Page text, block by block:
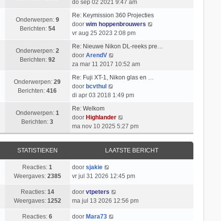
t
r
c
h
t
e
b
e
r
c
t
a
s
t
e
b
e
r
c
h
t
k
l
a
a
s
e
b
r
h
e
i
j
l
a
s
r
i
c
h
t
do sep 02 2021 9:47 am
Onderwerpen: 9
Berichten: 54
Re: Keymission 360 Projecties
door wim hoppenbrouwers
i
e
vr aug 25 2023 2:08 pm
Onderwerpen: 2
Berichten: 92
Re: Nieuwe Nikon DL-reeks pre…
door ArendV
e
i
k
a
a
t
s
t
e
e
i
za mar 11 2017 10:52 am
Onderwerpen:29
Berichten:416
Re: Fuji XT-1, Nikon glas en …
door bcvthul
e
j
k
a
s
e
b
di apr 03 2018 1:49 pm
Onderwerpen: 1
Berichten:3
Re: Welkom
door Highlander
e
k
i
j
k
a
t
ma nov 10 2025 5:27 pm
STATISTIEKEN LAATSTE BERICHT
Reacties:1
Weergaves: 2385
door sjakie
vr jul 31 2026 12:45 pm
Reacties: 14
Weergaves: 1252
door vtpeters
ma jul 13 2026 12:56 pm
Reacties:6
door Mara73